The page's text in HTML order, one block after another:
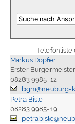
Telefonliste
Markus Dopfer
Erster Bürgermeister
08283 9985-12
bgm@neuburg-
Petra Bisle
08283 9985-19